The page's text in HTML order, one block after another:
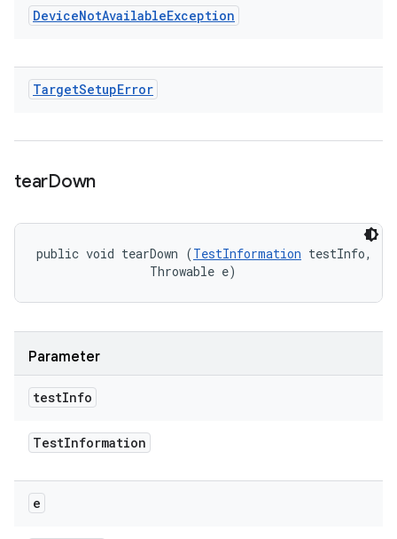
DeviceNotAvailableException
TargetSetupError
tearDown
public void tearDown (TestInformation testInfo,
                Throwable e)
Parameter
testInfo
TestInformation
e